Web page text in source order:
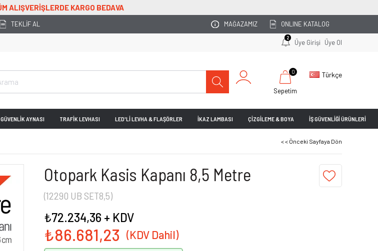
TEKLİF AL MAĞAZAMIZ ONLINE KATALOG
2
Üye Girişi Üye Ol
Türkçe
Sepetim
0
GÜVENLİK AYNASI TRAFİK LEVHASI LED'Lİ LEVHA & FLAŞÖRLER İKAZ LAMBASI ÇİZGİLEME & BOYA İŞ GÜVENLİĞİ ÜRÜNLERİ
< < Önceki Sayfaya Dön
Otopark Kasis Kapanı 8,5 Metre
(12290 UB SET8,5)
₺86.681,23
₺72.234,36 + KDV